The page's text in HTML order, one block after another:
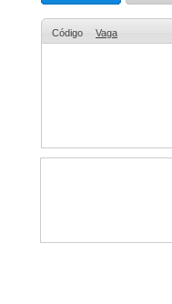
Código Vaga